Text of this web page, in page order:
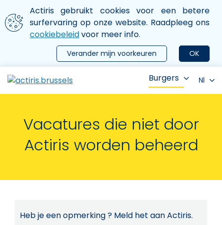
Aller au contenu principal
We gebruiken cookies
Actiris gebruikt cookies voor een betere
surfervaring op onze website. Raadpleeg ons
cookiebeleidvoor meer info.
OK
Verander mijn voorkeuren
le menu
Burgers Nl
Vacatures die niet door
Actiris worden beheerd
Heb je een opmerking ? Meld het aan Actiris.